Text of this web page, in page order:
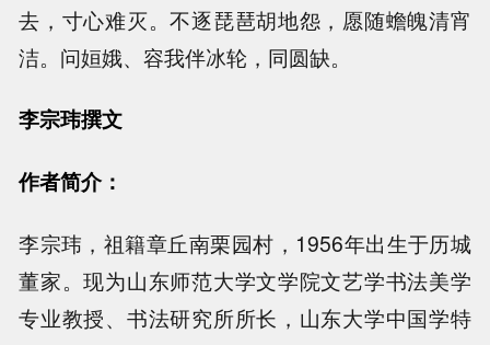
去，寸心难灭。不逐琵琶胡地怨，愿随蟾魄清宵
洁。问姮娥、容我伴冰轮，同圆缺。
李宗玮撰文
作者简介：
李宗玮，祖籍章丘南栗园村，1956年出生于历城
董家。现为山东师范大学文学院文艺学书法美学
专业教授、书法研究所所长，山东大学中国学特